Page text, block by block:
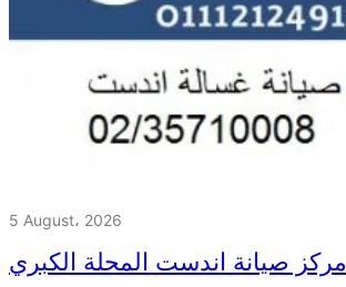
5 August، 2026
مركز صيانة اندست المحلة الكبري